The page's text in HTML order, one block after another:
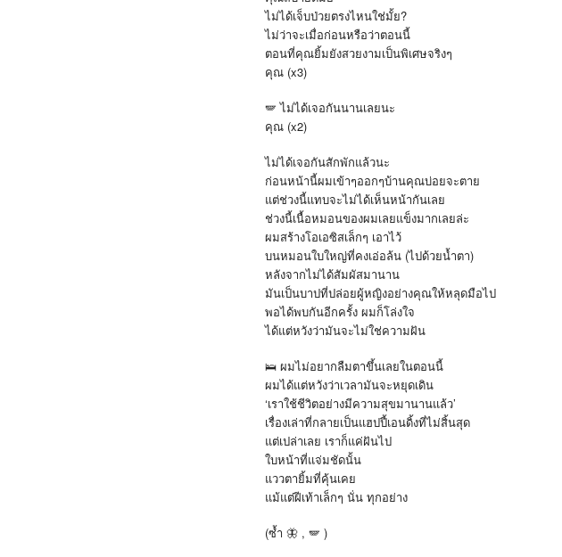
ไม่ได้เจ็บป่วยตรงไหนใช่มั้ย?
ไม่ว่าจะเมื่อก่อนหรือว่าตอนนี้
ตอนที่คุณยิ้มยังสวยงามเป็นพิเศษจริงๆ
คุณ (x3)
🪽 ไม่ได้เจอกันนานเลยนะ
คุณ (x2)
ไม่ได้เจอกันสักพักแล้วนะ
ก่อนหน้านี้ผมเข้าๆออกๆบ้านคุณบ่อยจะตาย
แต่ช่วงนี้แทบจะไม่ได้เห็นหน้ากันเลย
ช่วงนี้เนื้อหมอนของผมเลยแข็งมากเลยล่ะ
ผมสร้างโอเอซิสเล็กๆ เอาไว้
บนหมอนใบใหญ่ที่คงเอ่อล้น (ไปด้วยน้ำตา)
หลังจากไม่ได้สัมผัสมานาน
มันเป็นบาปที่ปล่อยผู้หญิงอย่างคุณให้หลุดมือไป
พอได้พบกันอีกครั้ง ผมก็โล่งใจ
ได้แต่หวังว่ามันจะไม่ใช่ความฝัน
🛌 ผมไม่อยากลืมตาขึ้นเลยในตอนนี้
ผมได้แต่หวังว่าเวลามันจะหยุดเดิน
‘เราใช้ชีวิตอย่างมีความสุขมานานแล้ว’
เรื่องเล่าที่กลายเป็นแฮปปี้เอนดิ้งที่ไม่สิ้นสุด
แต่เปล่าเลย เราก็แค่ฝันไป
ใบหน้าที่แจ่มชัดนั้น
แววตายิ้มที่คุ้นเคย
แม้แต่ฝีเท้าเล็กๆ นั่น ทุกอย่าง
(ซ้ำ 🦋 , 🪽 )